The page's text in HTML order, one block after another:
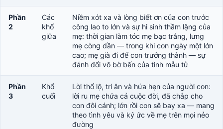
Phần
2
Các
khổ
giữa
Niềm xót xa và lòng biết ơn của con trước
công lao to lớn và sự hi sinh thầm lặng của
mẹ: thời gian làm tóc mẹ bạc trắng, lưng
mẹ còng dần — trong khi con ngày một lớn
cao; mẹ già đi để con trưởng thành — sự
đánh đổi vô bờ bến của tình mẫu tử
Phần
3
Khổ
cuối
Lời thổ lộ, tri ân và hứa hẹn của người con:
lời ru mẹ chứa cả cuộc đời, đã chắp cho
con đôi cánh; lớn rồi con sẽ bay xa — mang
theo tình yêu và ký ức về mẹ trên mọi nẻo
đường